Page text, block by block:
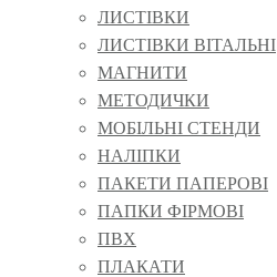
ЛИСТІВКИ
ЛИСТІВКИ ВІТАЛЬНІ
МАГНИТИ
МЕТОДИЧКИ
МОБІЛЬНІ СТЕНДИ
НАЛІПКИ
ПАКЕТИ ПАПЕРОВІ
ПАПКИ ФІРМОВІ
ПВХ
ПЛАКАТИ